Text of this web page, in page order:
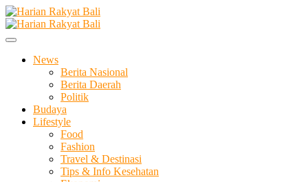
Skip
to
content
Harian Rakyat Bali
Membangun Semangat Kehidupan dan Berbangsa
News
Berita Nasional
Berita Daerah
Politik
Budaya
Lifestyle
Food
Fashion
Travel & Destinasi
Tips & Info Kesehatan